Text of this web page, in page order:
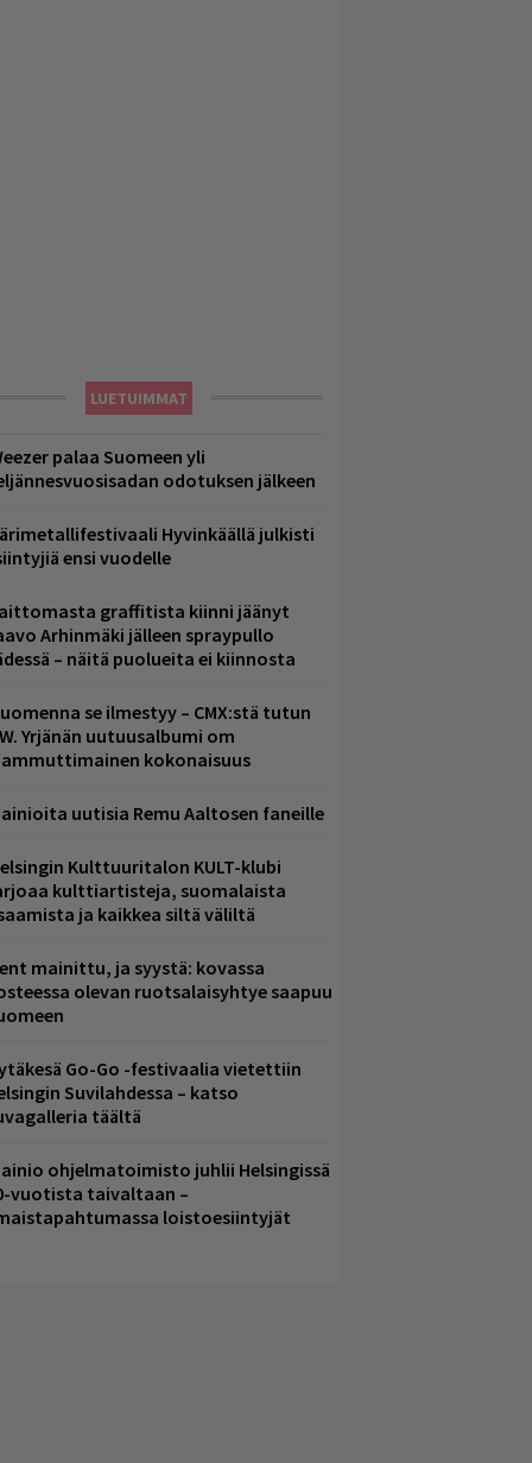
LUETUIMMAT
palaa Suomeen yli
odotuksen jälkeen
Hyvinkäällä julkisti
ensi vuodelle
graffitista kiinni jäänyt
Arhinmäki jälleen spraypullo
– näitä puolueita ei kiinnosta
se ilmestyy – CMX:stä tutun
Yrjänän uutuusalbumi om
kokonaisuus
uutisia Remu Aaltosen faneille
Kulttuuritalon KULT-klubi
kulttiartisteja, suomalaista
ja kaikkea siltä väliltä
mainittu, ja syystä: kovassa
olevan ruotsalaisyhtye saapuu
Go-Go -festivaalia vietettiin
Suvilahdessa – katso
täältä
ohjelmatoimisto juhlii Helsingissä
vuotista taivaltaan –
loistoesiintyjät